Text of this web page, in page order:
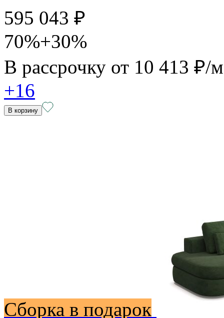
595 043 ₽
70%+30%
В рассрочку от 10 413 ₽/
+16
В корзину
Сборка в подарок